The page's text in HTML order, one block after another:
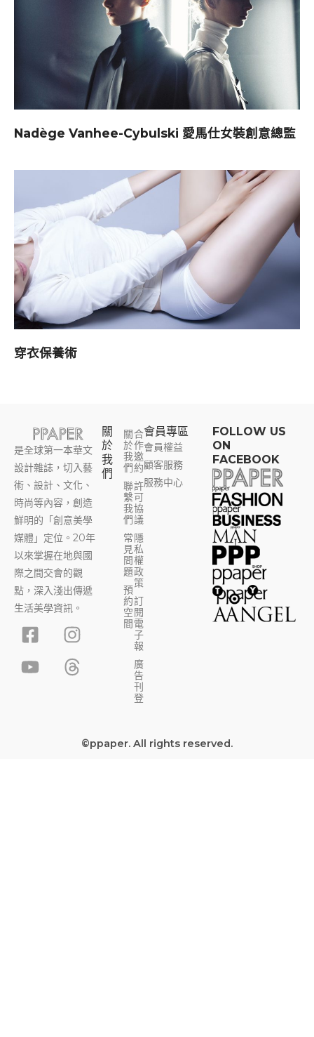
Nadège Vanhee-Cybulski 愛馬仕女裝創意總監
穿衣保養術
是全球第一本華文
設計雜誌，切入藝
術、設計、文化、
時尚等內容，創造
鮮明的「創意美學
媒體」定位。20年
以來掌握在地與國
際之間交會的觀
點，深入淺出傳遞
生活美學資訊。
F
a
c
I
n
s
t
Y
o
u
T
h
r
e
關
於
我
們
關
於
我
們
聯
繫
我
們
常
見
問
題
預
約
空
間
合
作
邀
約
許
可
協
議
隱
私
權
政
策
訂
閱
電
子
報
廣
告
刊
登
會員專區​
會員權益
顧客服務
服務中心
FOLLOW US
ON
FACEBOOK
©ppaper. All rights reserved.